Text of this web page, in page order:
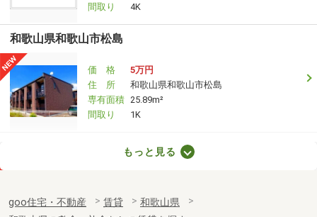
間取り
4K
和歌山県和歌山市松島
価 格
5万円
住 所
和歌山県和歌山市松島
専有面積 25.89m²
間取り
1K
専有面積
23.61m²
もっと見る
goo住宅・不動産 賃貸
和歌山県